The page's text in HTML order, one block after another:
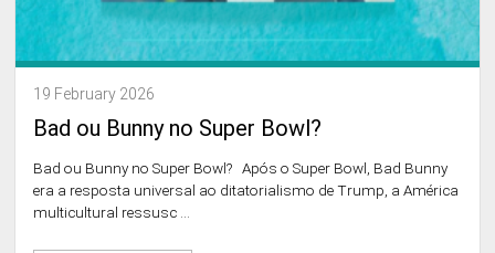
19 February 2026
Bad ou Bunny no Super Bowl?
Bad ou Bunny no Super Bowl? Após o Super Bowl, Bad Bunny
era a resposta universal ao ditatorialismo de Trump, a América
multicultural ressusc ...